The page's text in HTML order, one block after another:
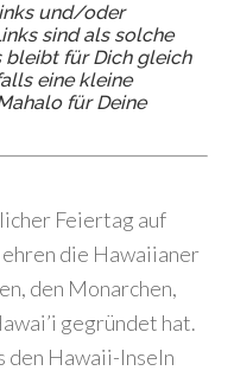
und/oder
sind als solche
bleibt für Dich gleich
eine kleine
für Deine
Feiertag auf
ehren die Hawaiianer
den Monarchen,
gegründet hat.
den Hawaii-Inseln